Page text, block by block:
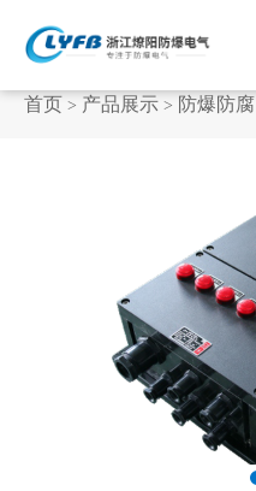
首页 > 产品展示 > 防爆防腐